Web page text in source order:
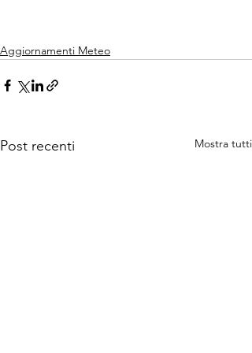
Aggiornamenti Meteo
Post recenti Mostra tutti